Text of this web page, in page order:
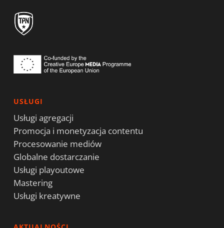
USŁUGI
Usługi agregacji
Promocja i monetyzacja contentu
Procesowanie mediów
Globalne dostarczanie
Usługi playoutowe
Mastering
Usługi kreatywne